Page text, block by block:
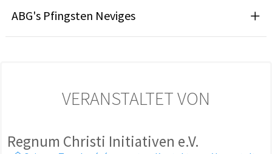
ABG's Pfingsten Neviges
VERANSTALTET VON
Regnum Christi Initiativen e.V.